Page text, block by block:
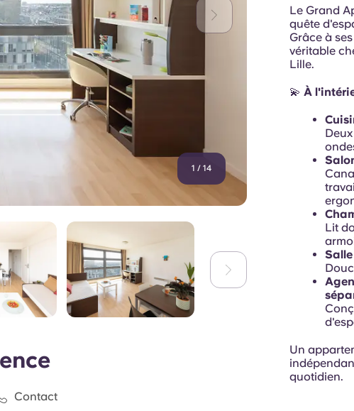
1 / 14
Contact
Le Grand
quête
Grâce à
véritable
Lille.
💫 À
Lit
Un
quotidien.